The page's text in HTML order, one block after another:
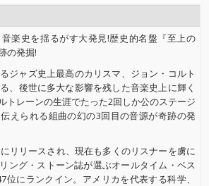
楽史を揺るがす大発見!歴史的名盤『至上の
の発掘!
ジャズ史上最高のカリスマ、ジョン・コルト
、後世に多大な影響を残した音楽史上に輝く
トレーンの生涯でたった2回しか公のステージ
えられる組曲の幻の3回目の音源が奇跡の発
にリリースされ、現在も多くのリスナーを虜に
ング・ストーン誌が選ぶオールタイム・ベス
位にランクイン。アメリカを代表する科学、